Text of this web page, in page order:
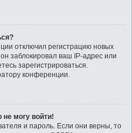
отключил регистрацию новых
заблокировал ваш IP-адрес или
зарегистрироваться.
конференции.
не могу войти!
и пароль. Если они верны, то